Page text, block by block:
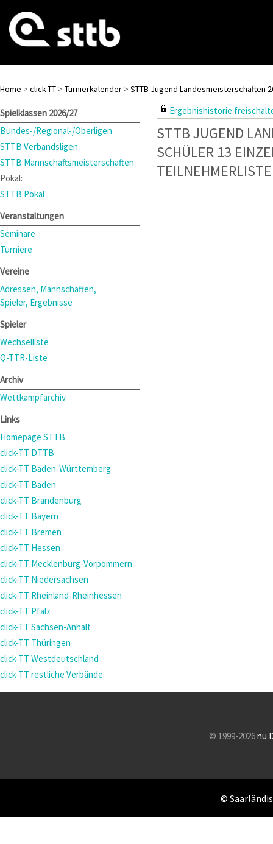
Home > click-TT > Turnierkalender > STTB Jugend Landesmeisterschaften
Spielklassen 2026/27
Bundes-/Regional-/Oberligen
STTB Verbandsligen
STTB Mannschaftsmeisterschaften
Pokal:
STTB Pokal
Veranstaltungen
Seminare
Turniere
Vereine
Adressen, Mannschaften,
Spieler, Ergebnisse
Spieler
Wechselliste
Q-TTR-Liste
Archiv
Wettkampfarchiv
Links
Homepage STTB
click-TT DTTB
click-TT Baden-Württemberg
click-TT Baden
click-TT Brandenburg
click-TT Bayern
click-TT Bremen
click-TT Hessen
click-TT Mecklenburg-Vorpommern
click-TT Niedersachsen
click-TT Rheinland-Rheinhessen
click-TT Pfalz
click-TT Sachsen-Anhalt
click-TT Thüringen
click-TT Westdeutschland
click-TT restliche Verbände
Ergebnishistorie
STTB JUGEND
SCHÜLER 13
TEILNEHMERLISTE
© 1999-2026nu